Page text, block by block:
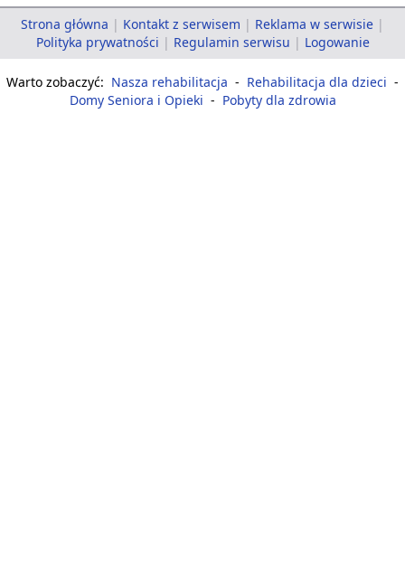
Strona główna | Kontakt z serwisem | Reklama w serwisie |
Polityka prywatności | Regulamin serwisu | Logowanie
Warto zobaczyć: Nasza rehabilitacja - Rehabilitacja dla dzieci -
Domy Seniora i Opieki - Pobyty dla zdrowia